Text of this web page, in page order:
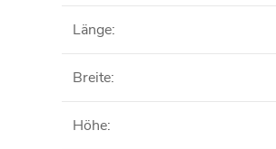
Länge:
Breite:
Höhe: